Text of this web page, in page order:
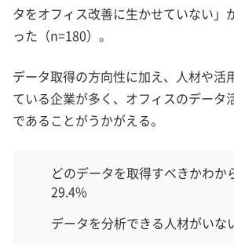
タをオフィス改善に生かせていない」
った（n=180）。
データ取得の方向性に加え、人材や活
ている企業が多く、オフィスのデータ
であることがうかがえる。
どのデータを取得すべきかわか
29.4%
データを分析できる人材がいな